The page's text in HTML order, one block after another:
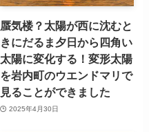
蜃気楼？太陽が西に沈むと
きにだるま夕日から四角い
太陽に変化する！変形太陽
を岩内町のウエンドマリで
見ることができました
2025年4月30日